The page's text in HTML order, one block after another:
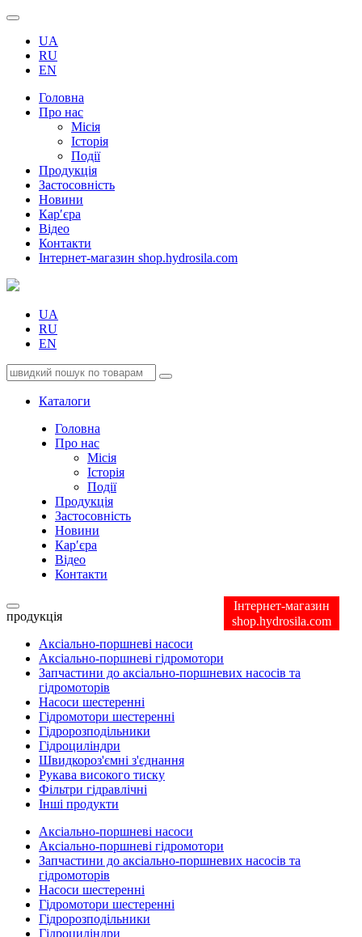
UA
RU
EN
Головна
Про нас
Місія
Історія
Події
Продукція
Застосовність
Новини
Кар′єра
Відео
Контакти
Інтернет-магазин shop.hydrosila.com
UA
RU
EN
Каталоги
Головна
Про нас
Місія
Історія
Події
Продукція
Застосовність
Новини
Кар′єра
Відео
Контакти
Інтернет-магазин
shop.hydrosila.com
продукція
Аксіально-поршневі насоси
Аксіально-поршневі гідромотори
Запчастини до аксіально-поршневих насосів та
гідромоторів
Насоси шестеренні
Гідромотори шестеренні
Гідророзподільники
Гідроциліндри
Швидкороз'ємні з'єднання
Рукава високого тиску
Фільтри гідравлічні
Інші продукти
Аксіально-поршневі насоси
Аксіально-поршневі гідромотори
Запчастини до аксіально-поршневих насосів та
гідромоторів
Насоси шестеренні
Гідромотори шестеренні
Гідророзподільники
Гідроциліндри